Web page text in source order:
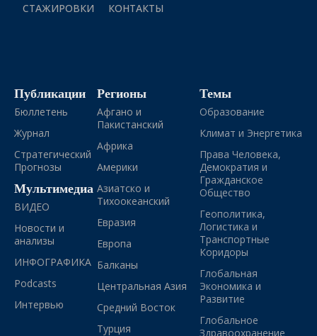
СТАЖИРОВКИ
КОНТАКТЫ
Публикации
Бюллетень
Журнал
Стратегический
Прогнозы
Мультимедиа
ВИДЕО
Новости и
анализы
ИНФОГРАФИКА
Podcasts
Интервью
Регионы
Афгано и
Пакистанский
Африка
Америки
Азиатско и
Тихоокеанский
Евразия
Европа
Балканы
Центральная Азия
Средний Восток
Турция
Темы
Образование
Климат и Энергетика
Права Человека,
Демократия и
Гражданское
Общество
Геополитика,
Логистика и
Транспортные
Коридоры
Глобальная
Экономика и
Развитие
Глобальное
Здравоохранение